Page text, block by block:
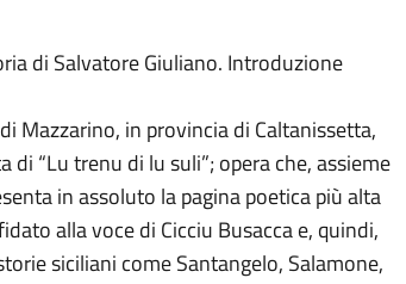
di Salvatore Giuliano. Introduzione
Mazzarino, in provincia di Caltanissetta,
“Lu trenu di lu suli”; opera che, assieme
in assoluto la pagina poetica più alta
alla voce di Cicciu Busacca e, quindi,
siciliani come Santangelo, Salamone,